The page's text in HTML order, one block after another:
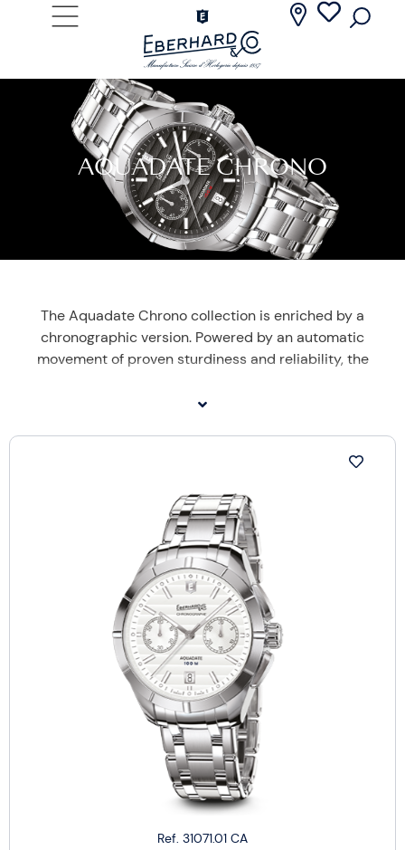
AQUADATE CHRONO
The Aquadate Chrono collection is enriched by a
chronographic version. Powered by an automatic
movement of proven sturdiness and reliability, the
“time only” version, starting with the bezel with
and the inclusion of the Shield, the Maison’s emblem, at
12 o’clock. In line with the name “Aquadate”, the date
display at 6 o’clock ensures maximum readability, while
water resistance is guaranteed to 100 metres.
Eberhard & Co. has chosen a 41 mm case, while the
steel bracelet is proposed in the “Charme” model. With
its pure lines and great elegance, Aquadate Chrono is a
distinctive timepiece, ideal for those who wish to wear
a charming accessory at all times, whether on formal
occasions or in their everyday lives.
Ref. 31071.01 CA